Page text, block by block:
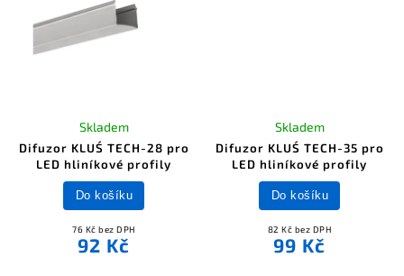
Difuzor KLUŚ TECH-28 pro
LED hliníkové profily
Skladem
76 Kč bez DPH
92 Kč
Do košíku
Difuzor KLUŚ TECH-35 pro
LED hliníkové profily
Skladem
82 Kč bez DPH
99 Kč
Do košíku